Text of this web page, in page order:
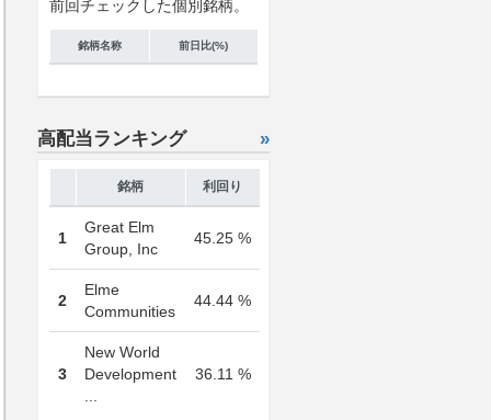
前回チェックした個別銘柄。
銘柄名称 前日比(%)
高配当ランキング »
銘柄 利回り
1
Great Elm
Group, Inc
45.25 %
2
Elme
Communities
44.44 %
3
New World
Development
36.11 %